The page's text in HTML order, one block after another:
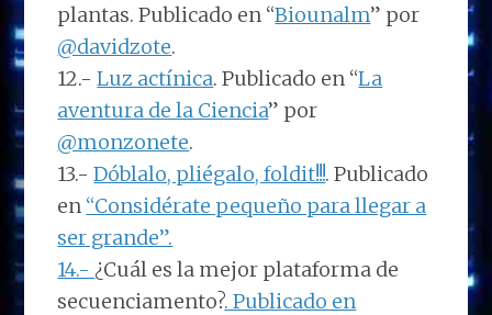
plantas. Publicado en “Biounalm” por
@davidzote.
12.-Luz actínica. Publicado en “La
aventura de la Ciencia” por
@monzonete.
13.-Dóblalo, pliégalo, foldit!!!. Publicado
en “Considérate pequeño para llegar a
ser grande”.
14.- ¿Cuál es la mejor plataforma de
secuenciamento?. Publicado en